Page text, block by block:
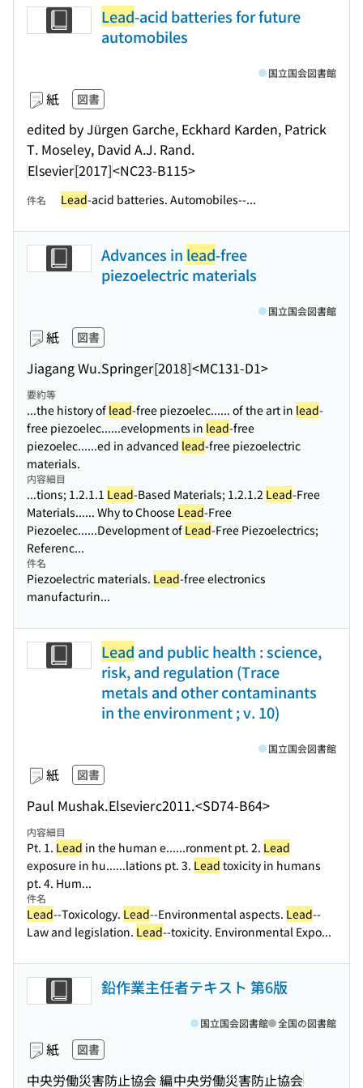
Lead-acid batteries for future
automobiles
紙 図書
edited by Jürgen Garche, Eckhard Karden, Patrick
T. Moseley, David A.J. Rand.
Elsevier[2017]<NC23-B115>
国立国会図書館
件名 Lead-acid batteries. Automobiles--...
Advances in lead-free
piezoelectric materials
紙 図書
Jiagang Wu.Springer[2018]<MC131-D1>
国立国会図書館
要約等
...the history of lead-free piezoelec...... of the art in lead-
free piezoelec......evelopments in lead-free
piezoelec......ed in advanced lead-free piezoelectric
materials.
内容細目
...tions; 1.2.1.1 Lead-Based Materials; 1.2.1.2 Lead-Free
Materials...... Why to Choose Lead-Free
Piezoelec......Development of Lead-Free Piezoelectrics;
Referenc...
件名
Piezoelectric materials. Lead-free electronics
manufacturin...
Lead and public health : science,
risk, and regulation (Trace
metals and other contaminants
in the environment ; v. 10)
紙 図書
Paul Mushak.Elsevierc2011.<SD74-B64>
国立国会図書館
内容細目
Pt. 1. Lead in the human e......ronment pt. 2. Lead
exposure in hu......lations pt. 3. Lead toxicity in humans
pt. 4. Hum...
件名
Lead--Toxicology. Lead--Environmental aspects. Lead--
Law and legislation. Lead--toxicity. Environmental Expo...
鉛作業主任者テキスト 第6版
紙 図書
中央労働災害防止協会 編中央労働災害防止協会
国立国会図書館 全国の図書館